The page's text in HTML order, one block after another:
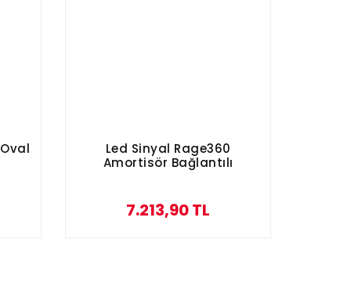
Led Sinyal Rage360
Amortisör Bağlantılı
7.213,90 TL